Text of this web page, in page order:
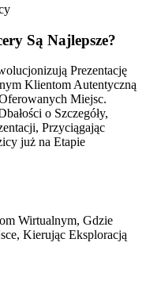
Są Najlepsze?
Prezentację
Klientom Autentyczną
Miejsc.
o Szczegóły,
Przyciągając
już na Etapie
Wirtualnym, Gdzie
Kierując Eksploracją